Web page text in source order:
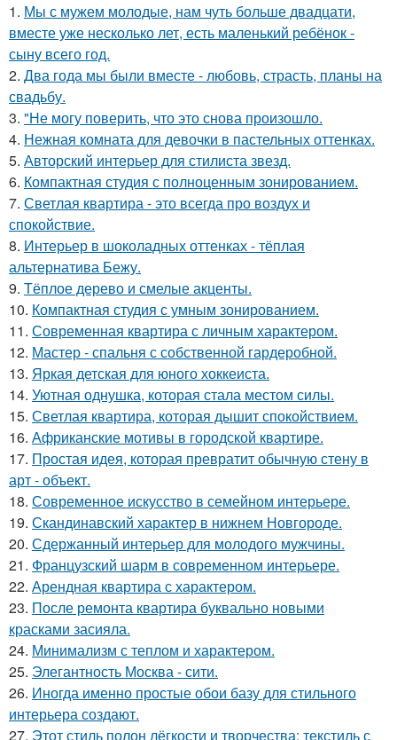
1. Мы с мужем молодые, нам чуть больше двадцати,
вместе уже несколько лет, есть маленький ребёнок -
сыну всего год.
2. Два года мы были вместе - любовь, страсть, планы на
свадьбу.
3. "Не могу поверить, что это снова произошло.
4. Нежная комната для девочки в пастельных оттенках.
5. Авторский интерьер для стилиста звезд.
6. Компактная студия с полноценным зонированием.
7. Светлая квартира - это всегда про воздух и
спокойствие.
8. Интерьер в шоколадных оттенках - тёплая
альтернатива Бежу.
9. Тёплое дерево и смелые акценты.
10. Компактная студия с умным зонированием.
11. Современная квартира с личным характером.
12. Мастер - спальня с собственной гардеробной.
13. Яркая детская для юного хоккеиста.
14. Уютная однушка, которая стала местом силы.
15. Светлая квартира, которая дышит спокойствием.
16. Африканские мотивы в городской квартире.
17. Простая идея, которая превратит обычную стену в
арт - объект.
18. Современное искусство в семейном интерьере.
19. Скандинавский характер в нижнем Новгороде.
20. Сдержанный интерьер для молодого мужчины.
21. Французский шарм в современном интерьере.
22. Арендная квартира с характером.
23. После ремонта квартира буквально новыми
красками засияла.
24. Минимализм с теплом и характером.
25. Элегантность Москва - сити.
26. Иногда именно простые обои базу для стильного
интерьера создают.
27. Этот стиль полон лёгкости и творчества: текстиль с